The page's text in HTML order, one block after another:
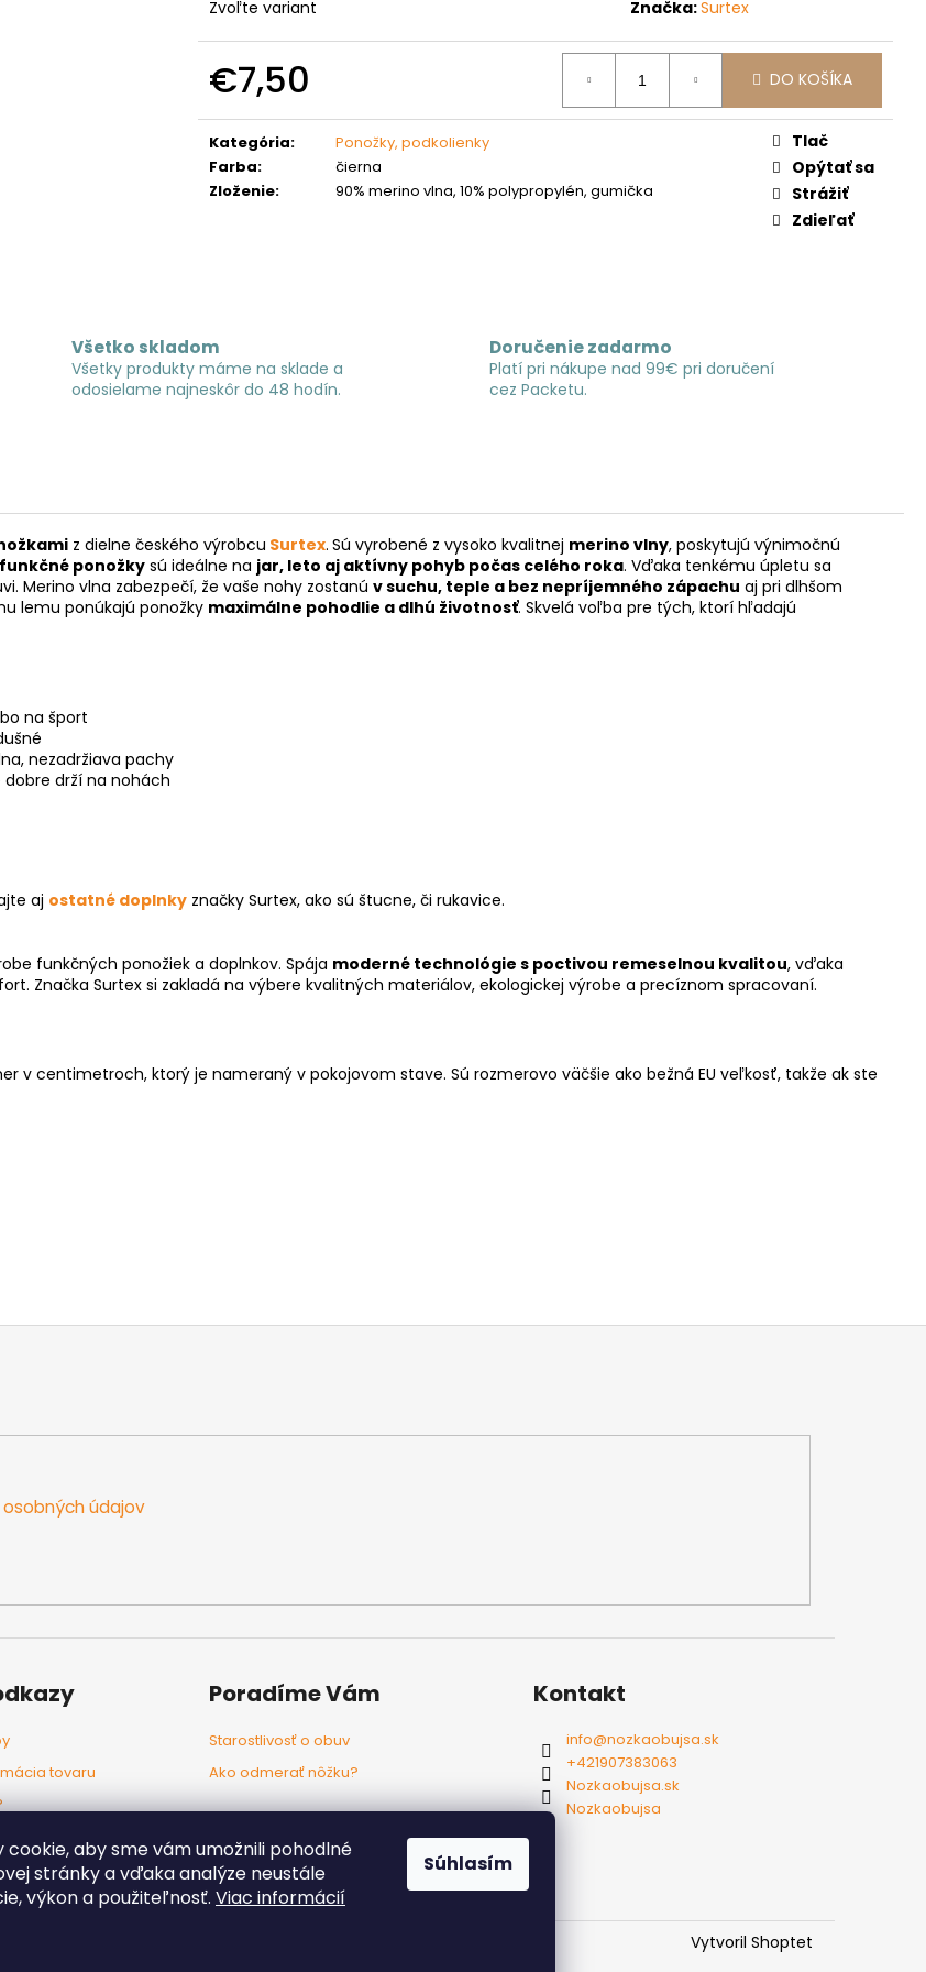
cookie, aby sme vám umožnili pohodlné
stránky a vďaka analýze neustále
výkon a použiteľnosť. Viac informácií
Súhlasím
Zvoľte variant Značka:Surtex
€7,50
cena:
DO KOŠÍKA
Kategória:
Ponožky, podkolienky
Farba:
čierna
Zloženie: 90% merino vlna, 10% polypropylén, gumička
Tlač
Opýtať sa
Strážiť
Zdieľať
Všetko skladom
Všetky produkty máme na sklade a
odosielame najneskôr do 48 hodín.
Doručenie zadarmo
Platí pri nákupe nad 99€ pri doručení
cez Packetu.
z dielne českého výrobcu Surtex. Sú vyrobené z vysoko kvalitnej merino vlny, poskytujú výnimočnú
ponožkysú ideálne na jar, leto aj aktívny pohyb počas celého roka. Vďaka tenkému úpletu sa
Merino vlna zabezpečí, že vaše nohy zostanú v suchu, teple a bez nepríjemného zápachu aj pri dlhšom
lemu ponúkajú ponožky maximálne pohodlie a dlhú životnosť. Skvelá voľba pre tých, ktorí hľadajú
na šport
nezadržiava pachy
drží na nohách
aj ostatné doplnky značky Surtex, ako sú štucne, či rukavice.
funkčných ponožiek a doplnkov. Spája moderné technológie s poctivou remeselnou kvalitou, vďaka
Značka Surtex si zakladá na výbere kvalitných materiálov, ekologickej výrobe a precíznom spracovaní.
v centimetroch, ktorý je nameraný v pokojovom stave. Sú rozmerovo väčšie ako bežná EU veľkosť, takže ak ste
údajov
tovaru
Poradíme Vám
Starostlivosť o obuv
Ako odmerať nôžku?
Kontakt
info@nozkaobujsa.sk
+421907383063
Nozkaobujsa.sk
Nozkaobujsa
Vytvoril Shoptet